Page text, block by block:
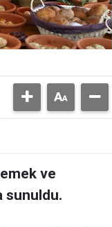
ve
sunuldu.